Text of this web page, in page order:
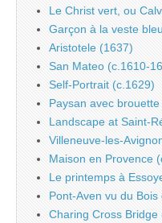
Le Christ vert, ou
Garçon à la veste
Aristotele (1637)
San Mateo (c.1610-
Self-Portrait (c.1629)
Paysan avec
Landscape at Saint-
Villeneuve-les-
Maison en Provence
Le printemps à
Pont-Aven vu du Bois
Charing Cross Bridge